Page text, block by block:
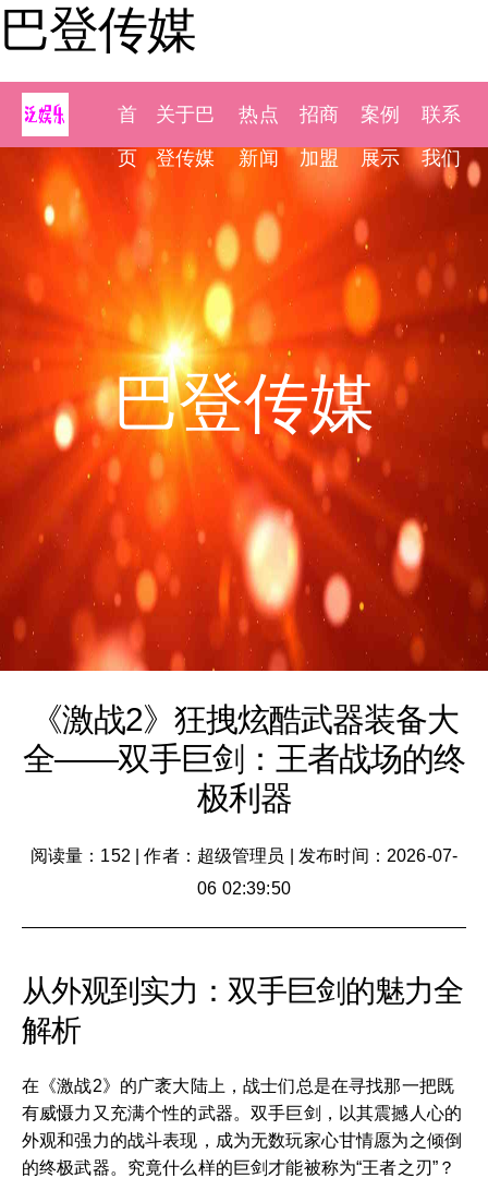
巴登传媒
首
页
关于巴
登传媒
热点
新闻
招商
加盟
案例
展示
联系
我们
巴登传媒
《激战2》狂拽炫酷武器装备大
全——双手巨剑：王者战场的终
极利器
阅读量：152 |作者：超级管理员
发布时间：2026-07-
06 02:39:50
从外观到实力：双手巨剑的魅力全
解析
在《激战2》的广袤大陆上，战士们总是在寻找那一把既
有威慑力又充满个性的武器。双手巨剑，以其震撼人心的
外观和强力的战斗表现，成为无数玩家心甘情愿为之倾倒
的终极武器。究竟什么样的巨剑才能被称为“王者之刃”？